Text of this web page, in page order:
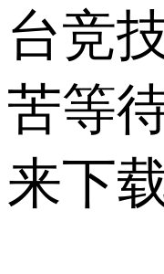
台竞
苦等
来下载